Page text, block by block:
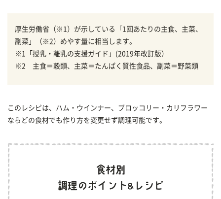
厚生労働省（※1）が示している「1回あたりの主食、主菜、
副菜」（※2）めやす量に相当します。
※1「授乳・離乳の支援ガイド」(2019年改訂版）
※2 主食＝穀類、主菜＝たんぱく質性食品、副菜＝野菜類
このレシピは、ハム・ウインナー、ブロッコリー・カリフラワー
ならどの食材でも作り方を変更せず調理可能です。